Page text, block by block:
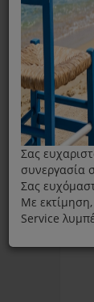
ΦΊΛΤΡΑ
Σας
συνεργασία
Σας
Με εκτίμηση,
Service